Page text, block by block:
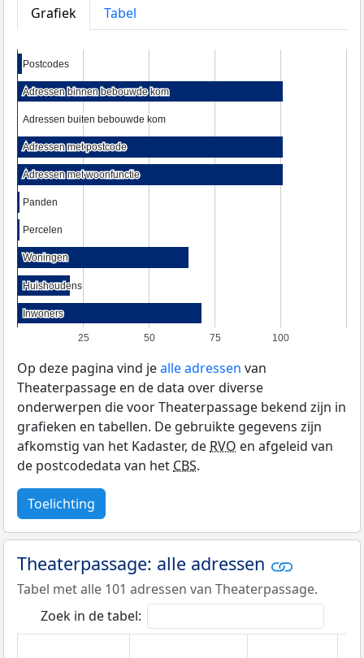
Grafiek
Tabel
25 50 75 100
Postcodes
Postcodes
Adressen binnen bebouwde kom
Adressen binnen bebouwde kom
Adressen buiten bebouwde kom
Adressen buiten bebouwde kom
Adressen met postcode
Adressen met postcode
Adressen met woonfunctie
Adressen met woonfunctie
Panden
Panden
Percelen
Percelen
Woningen
Woningen
Huishoudens
Huishoudens
Inwoners
Inwoners
Op deze pagina vind jealle adressen van
Theaterpassage en de data over diverse
onderwerpen die voor Theaterpassage bekend zijn in
grafieken en tabellen. De gebruikte gegevens zijn
afkomstig van het Kadaster, deRVO en afgeleid van
de postcodedata van hetCBS.
Toelichting
Theaterpassage: alle adressen
Tabel met alle 101 adressen van Theaterpassage.
Zoek in de tabel: